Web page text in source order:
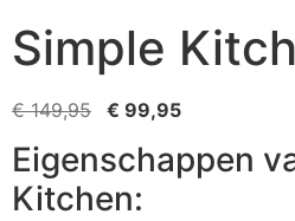
Simple
€149,95 € 99,95
Eigenschappen
Kitchen: